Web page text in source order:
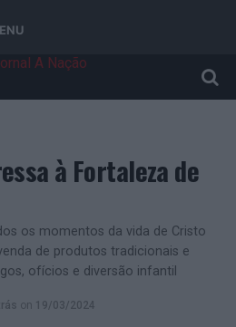
à Fortaleza de
os momentos da vida de Cristo
de produtos tradicionais e
ofícios e diversão infantil
on 19/03/2024